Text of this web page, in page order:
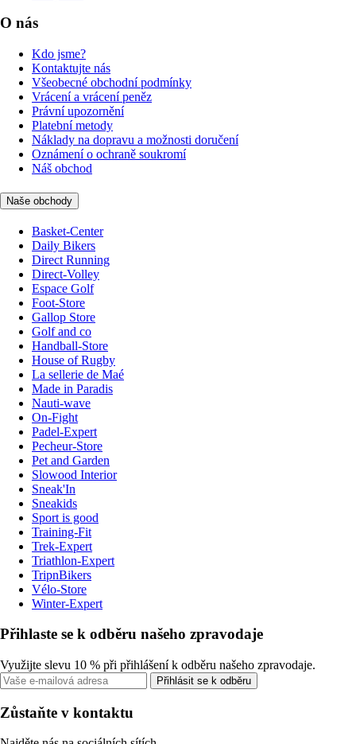
O nás
Kdo jsme?
Kontaktujte nás
Všeobecné obchodní podmínky
Vrácení a vrácení peněz
Právní upozornění
Platební metody
Náklady na dopravu a možnosti doručení
Oznámení o ochraně soukromí
Náš obchod
Naše obchody
Basket-Center
Daily Bikers
Direct Running
Direct-Volley
Espace Golf
Foot-Store
Gallop Store
Golf and co
Handball-Store
House of Rugby
La sellerie de Maé
Made in Paradis
Nauti-wave
On-Fight
Padel-Expert
Pecheur-Store
Pet and Garden
Slowood Interior
Sneak'In
Sneakids
Sport is good
Training-Fit
Trek-Expert
Triathlon-Expert
TripnBikers
Vélo-Store
Winter-Expert
Přihlaste se k odběru našeho zpravodaje
Využijte slevu 10 % při přihlášení k odběru našeho zpravodaje.
Přihlásit se k odběru
Zůstaňte v kontaktu